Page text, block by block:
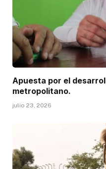
Apuesta por el
metropolitano.
julio 23, 2026